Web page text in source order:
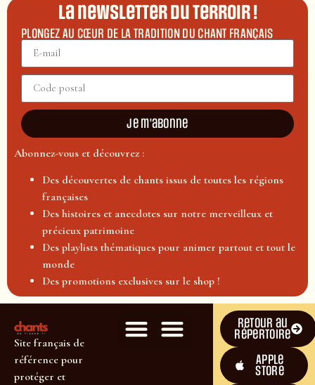
La newsletter du terroir !
PLONGEZ AU CŒUR DE LA TRADITION DU CHANT FRANÇAIS
Je m'abonne
Abonnez-vous et découvrez :
Des découvertes de chants issus de toutes les régions
françaises
Des histoires et anecdotes sur notre merveilleux et
précieux patrimoine
Des playlists thématiques pour animer partout et tout le
monde
Des promotions exclusives sur le shop !
Site français de
référence pour
protéger et
Retour au
répertoire
Apple
Store